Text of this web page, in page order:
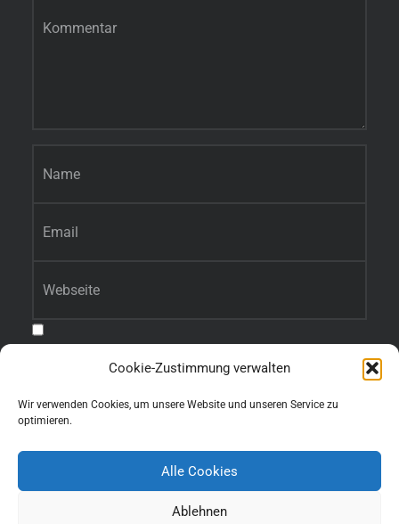
Cookie-Zustimmung verwalten
Wir verwenden Cookies, um unsere Website und unseren Service zu
optimieren.
Alle Cookies
Ablehnen